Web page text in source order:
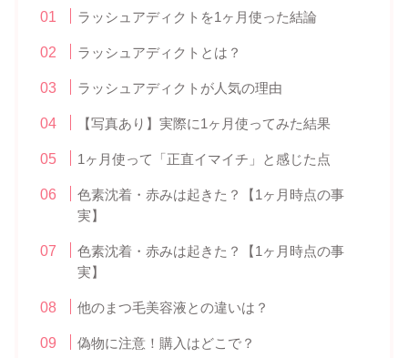
ラッシュアディクトを1ヶ月使った結論
ラッシュアディクトとは？
ラッシュアディクトが人気の理由
【写真あり】実際に1ヶ月使ってみた結果
1ヶ月使って「正直イマイチ」と感じた点
色素沈着・赤みは起きた？【1ヶ月時点の事
実】
色素沈着・赤みは起きた？【1ヶ月時点の事
実】
他のまつ毛美容液との違いは？
偽物に注意！購入はどこで？